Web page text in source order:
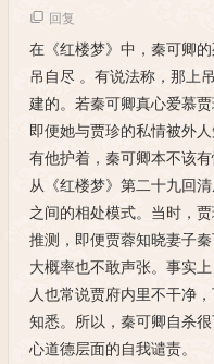
回复
在《红楼梦》中，秦可卿
吊自尽 。有说法称，那上
建的。若秦可卿真心爱慕
即便她与贾珍的私情被外
有他护着，秦可卿本不该有
从《红楼梦》第二十九回
之间的相处模式。当时，
推测，即便贾蓉知晓妻子
大概率也不敢声张。事实
人也常说贾府内里不干净
知悉。所以，秦可卿自杀
心道德层面的自我谴责。